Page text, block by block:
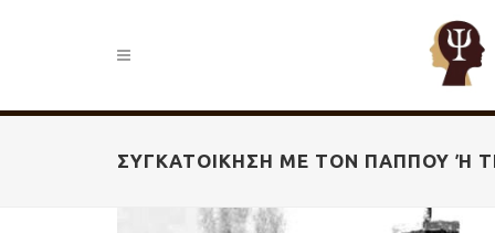
ΣΥΓΚΑΤΟΊΚΗΣΗ MΕ TΟΝ ΠΑΠΠΟΎ Ή